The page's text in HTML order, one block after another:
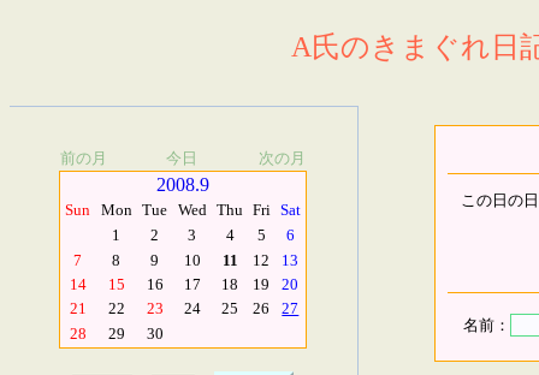
A氏のきまぐれ日
前の月 今日 次の月
2008.9
Sun Mon Tue Wed Thu Fri Sat
1
2 3 4 5
6
7
8 9 10 11 12
13
14
15 16 17 18 19
20
21
22 23 24 25 26
27
28
29 30
この日の
名前：